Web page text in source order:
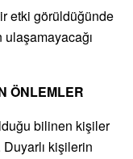
etki görüldüğünde
ulaşamayacağı
ÖNLEMLER
bilinen kişiler
kişilerin